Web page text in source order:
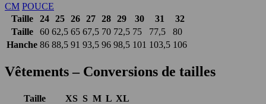
CM POUCE
Taille
24 25 26 27 28 29 30 31
32
Taille
60 62,5 65 67,5 70 72,5 75 77,5
80
Hanche 86 88,5 91 93,5 96 98,5 101 103,5 106
Vêtements – Conversions de tailles
Taille XS S M L XL